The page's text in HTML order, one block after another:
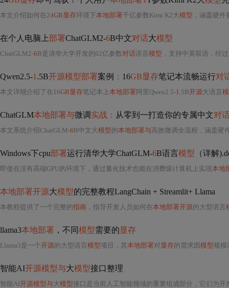
本文介绍如何在24GB显存环境下本地部署千亿参数Kimi K2大模型 ，涵盖硬件
在个人电脑上部署ChatGLM2-6B中文对话大模型
ChatGLM2-6B是清华大学开发的62亿参数对话语言 模型 ，支持中英双语，经
Qwen2.5-1 .5B开源模型部署案例 ： 16GB显存笔记本流畅运行对
本文详细介绍了在16GB显存笔记本上本地部署阿里Qwen2.5-1.5B开源大语言
ChatGLM本地部署与微调 实战： 从零到一打造你的专属中文对
本文系统介绍ChatGLM-6B中文大模型的本地部署与高效微调全流程，涵盖硬件选型、量化推理、
Windows下cpu部署运行清华大学ChatGLM-6B语言模型 （详解
即使在没有高端GPU的环境下，通过量化技术也能在消费级计算机上实现本地
本地部署开源大模型的完整教程LangChain + Streamlit+ Llama
本教程提供了一个完整的指南 ，指导开发人员如何在本地部署开源的大型语言
llama3本地部署 ，不同模型需要的显存
Llama3是一个开源的大型语言 模型项目，其本地部署对显存的需求因 模型规模
智能AI开源模型与大模型接口整理
智能AI开源模型与大模型接口是当前人工智能领域的重要组成部分，它们为开发者提供了丰